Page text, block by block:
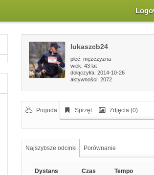
lukaszcb24
płeć: mężczyzna
wiek: 43 lat
dołączył/a: 2014-10-26
aktywności: 2072
Pogoda Sprzęt Zdjęcia (0)
Najszybsze odcinki Porównanie
Dystans Czas Tempo